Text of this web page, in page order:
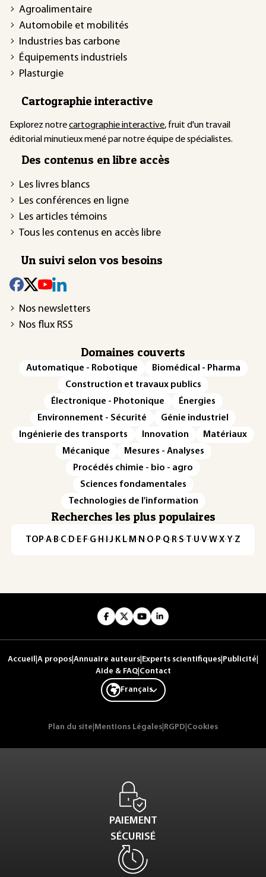
Agroalimentaire
Automobile et mobilités
Industries bas carbone
Équipements industriels
Plasturgie
Cartographie interactive
Explorez notrecartographie interactive, fruit d'un travail
éditorial minutieux mené par notre équipe de spécialistes.
Des contenus en libre accès
Les livres blancs
Les conférences en ligne
Les articles témoins
Tous les contenus en accès libre
Un suivi selon vos besoins
Nos newsletters
Nos flux RSS
Domaines couverts
Automatique - Robotique
Biomédical - Pharma
Construction et travaux publics
Électronique - Photonique
Énergies
Environnement - Sécurité
Génie industriel
Ingénierie des transports
Innovation
Matériaux
Mécanique
Mesures - Analyses
Procédés chimie - bio - agro
Sciences fondamentales
Technologies de l'information
Recherches les plus populaires
TOP·A·B·C· D· E· F·G· H · ·J· K· L· M · N ·O· P·Q· R·S·T·U·V·W·X·Y·Z
Accueil A propos Annuaire auteurs Experts scientifiques Publicité
Aide & FAQ| Contact
Français
Plan du site Mentions Légales RGPD Cookies
PAIEMENT
SÉCURISÉ